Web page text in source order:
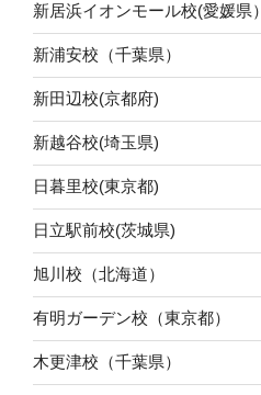
新居浜イオンモール校(愛媛県）
新浦安校（千葉県）
新田辺校(京都府)
新越谷校(埼玉県)
日暮里校(東京都)
日立駅前校(茨城県)
旭川校（北海道）
有明ガーデン校（東京都）
木更津校（千葉県）